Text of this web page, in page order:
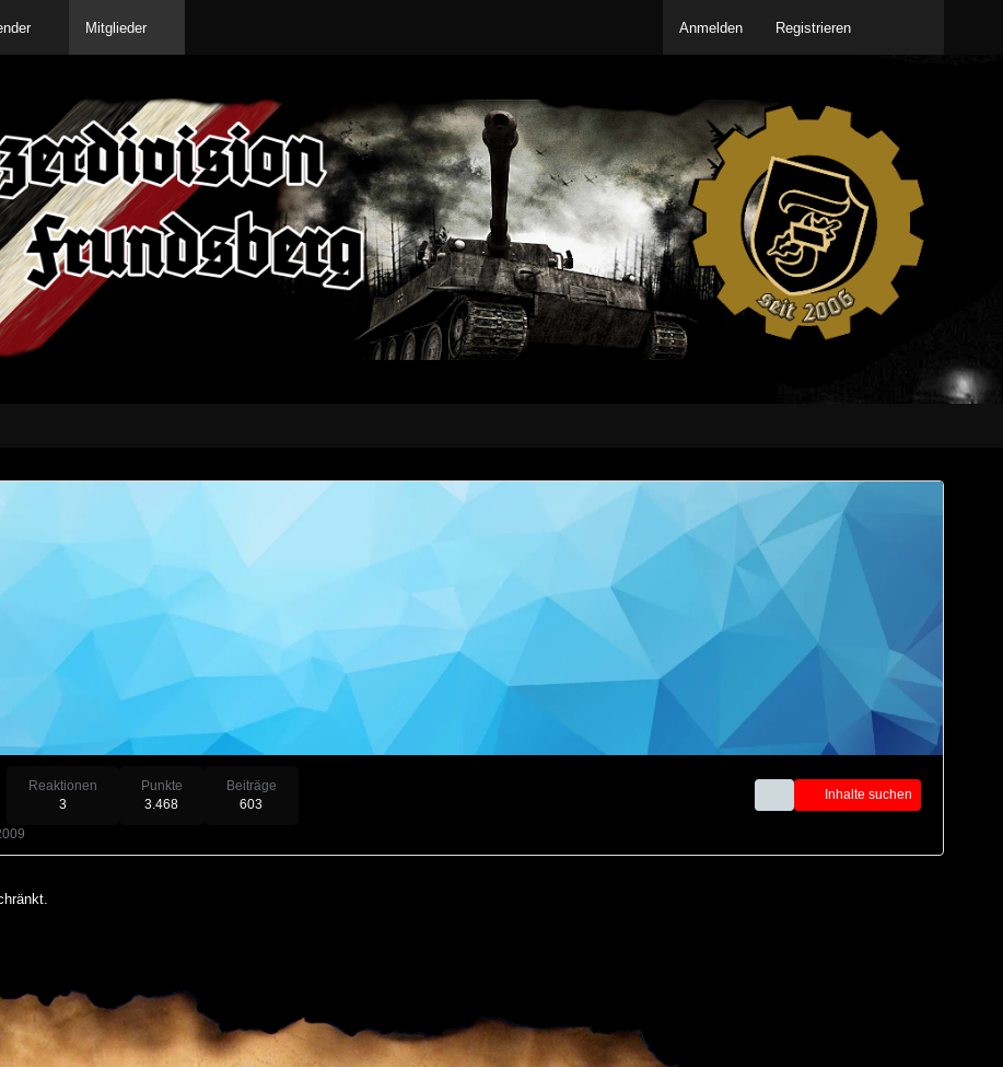
Mitglieder Anmelden Registrieren
Reaktionen
3
Punkte
3.468
Beiträge
603
Inhalte suchen